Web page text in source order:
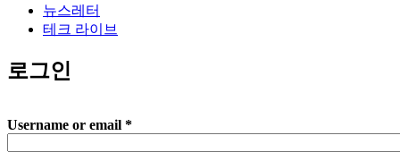
뉴스레터
테크 라이브
로그인
Username or email *